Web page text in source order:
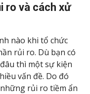
ro và cách xử
nào khi tổ chức
rủi ro. Dù bạn có
thì một sự kiện
vấn đề. Do đó
rủi ro tiềm ẩn